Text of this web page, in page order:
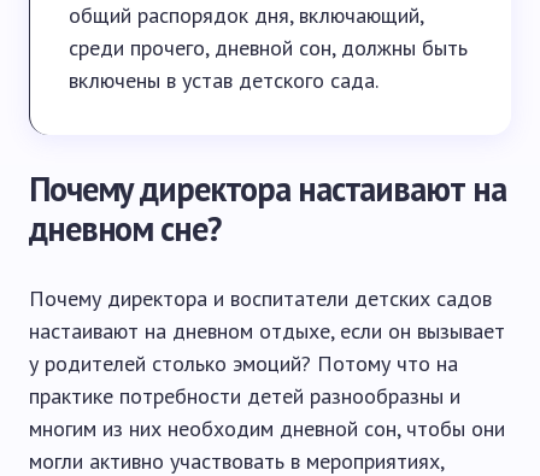
общий распорядок дня, включающий,
среди прочего, дневной сон, должны быть
включены в устав детского сада.
Почему директора настаивают на
дневном сне?
Почему директора и воспитатели детских садов
настаивают на дневном отдыхе, если он вызывает
у родителей столько эмоций? Потому что на
практике потребности детей разнообразны и
многим из них необходим дневной сон, чтобы они
могли активно участвовать в мероприятиях,